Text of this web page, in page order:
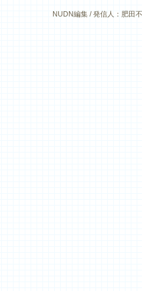
NUDN編集 / 発信人：肥田